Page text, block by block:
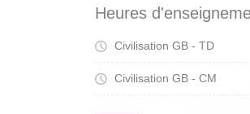
Heures
Civilisation GB - TD
Civilisation GB - CM